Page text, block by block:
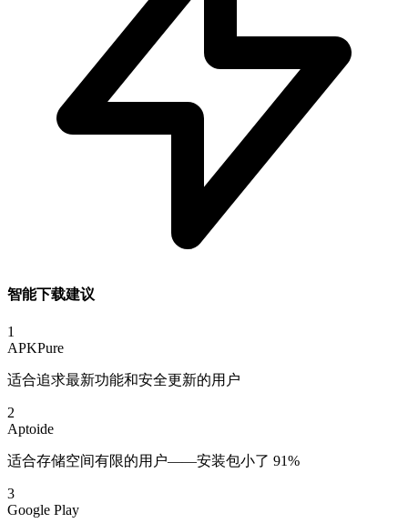
智能下载建议
1
APKPure
适合追求最新功能和安全更新的用户
2
Aptoide
适合存储空间有限的用户——安装包小了 91%
3
Google Play